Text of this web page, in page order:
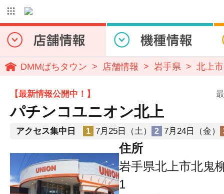
DMMぱちタウン 店舗情報 岩手県 北上市
【最新情報公開中！】
パチンコユニオン北上
アクセス集中日 1 7月25日（土） 2 7月24日（金）
住所
岩手県北上市北鬼
1